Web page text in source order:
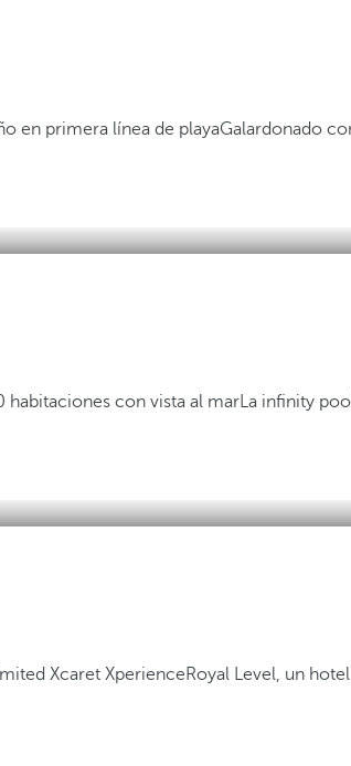
en primera línea de playaGalardonado
habitaciones con vista al marLa infinity
Xcaret XperienceRoyal Level, un